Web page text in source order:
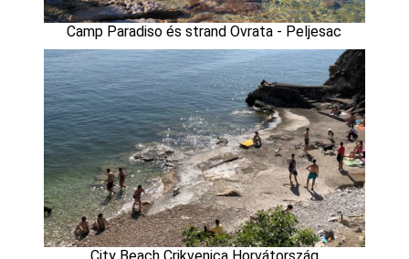
Camp Paradiso és strand Ovrata - Peljesac